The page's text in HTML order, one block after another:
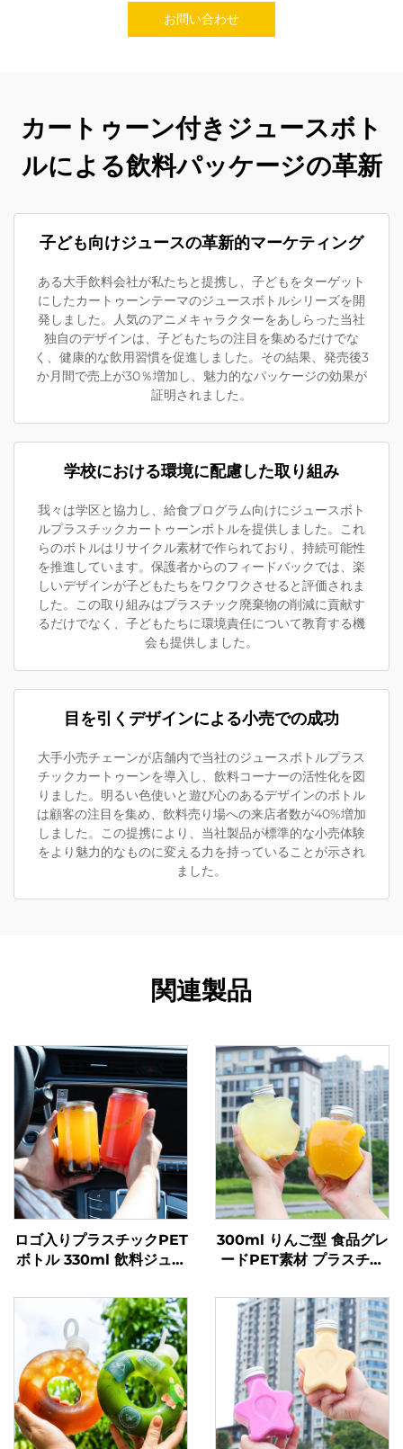
お問い合わせ
カートゥーン付きジュースボト
ルによる飲料パッケージの革新
子ども向けジュースの革新的マーケティング
ある大手飲料会社が私たちと提携し、子どもをターゲット
にしたカートゥーンテーマのジュースボトルシリーズを開
発しました。人気のアニメキャラクターをあしらった当社
独自のデザインは、子どもたちの注目を集めるだけでな
く、健康的な飲用習慣を促進しました。その結果、発売後3
か月間で売上が30％増加し、魅力的なパッケージの効果が
証明されました。
学校における環境に配慮した取り組み
我々は学区と協力し、給食プログラム向けにジュースボト
ルプラスチックカートゥーンボトルを提供しました。これ
らのボトルはリサイクル素材で作られており、持続可能性
を推進しています。保護者からのフィードバックでは、楽
しいデザインが子どもたちをワクワクさせると評価されま
した。この取り組みはプラスチック廃棄物の削減に貢献す
るだけでなく、子どもたちに環境責任について教育する機
会も提供しました。
目を引くデザインによる小売での成功
大手小売チェーンが店舗内で当社のジュースボトルプラス
チックカートゥーンを導入し、飲料コーナーの活性化を図
りました。明るい色使いと遊び心のあるデザインのボトル
は顧客の注目を集め、飲料売り場への来店者数が40%増加
しました。この提携により、当社製品が標準的な小売体験
をより魅力的なものに変える力を持っていることが示され
ました。
関連製品
ロゴ入りプラスチックPET
ボトル 330ml 飲料ジュー
300ml りんご型 食品グレ
ードPET素材 プラスチッ
飲料を入れることが可能
創意設計 子どもに人気